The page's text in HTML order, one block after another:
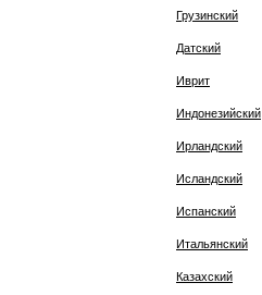
Грузинский
Датский
Иврит
Индонезийский
Ирландский
Исландский
Испанский
Итальянский
Казахский